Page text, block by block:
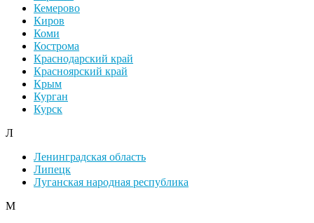
Кемерово
Киров
Коми
Кострома
Краснодарский край
Красноярский край
Крым
Курган
Курск
Л
Ленинградская область
Липецк
Луганская народная республика
М